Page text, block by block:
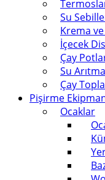
Su
Krema
İçecek
Çay
Su
Çay
Pişirme
Ocaklar